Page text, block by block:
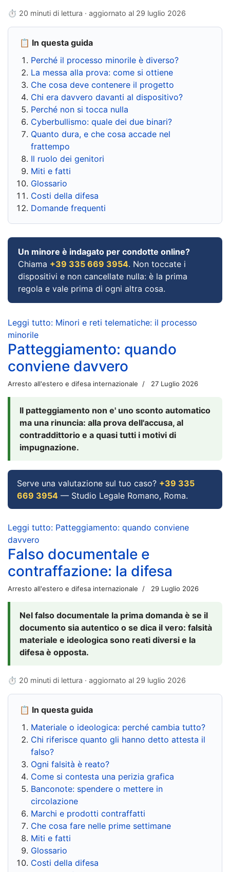
⏱ 20 minuti di lettura · aggiornato al 29 luglio 2026
📋 In questa guida
Perché il processo minorile è diverso?
La messa alla prova: come si ottiene
Che cosa deve contenere il progetto
Chi era davvero davanti al dispositivo?
Perché non si tocca nulla
Cyberbullismo: quale dei due binari?
Quanto dura, e che cosa accade nel
frattempo
Il ruolo dei genitori
Miti e fatti
Glossario
Costi della difesa
Domande frequenti
Un minore è indagato per condotte online?
Chiama +39 335 669 3954. Non toccate i
dispositivi e non cancellate nulla: è la prima
regola e vale prima di ogni altra cosa.
Leggi tutto: Minori e reti telematiche: il processo
minorile
Patteggiamento: quando
conviene davvero
Arresto all'estero e difesa internazionale 27 Luglio 2026
Il patteggiamento non e' uno sconto automatico
ma una rinuncia: alla prova dell'accusa, al
contraddittorio e a quasi tutti i motivi di
impugnazione.
Serve una valutazione sul tuo caso? +39 335
669 3954 — Studio Legale Romano, Roma.
Leggi tutto: Patteggiamento: quando conviene
davvero
Falso documentale e
contraffazione: la difesa
Arresto all'estero e difesa internazionale 29 Luglio 2026
Nel falso documentale la prima domanda è se il
documento sia autentico o se dica il vero: falsità
materiale e ideologica sono reati diversi e la
difesa è opposta.
⏱ 20 minuti di lettura · aggiornato al 29 luglio 2026
📋 In questa guida
Materiale o ideologica: perché cambia tutto?
Chi riferisce quanto gli hanno detto attesta il
falso?
Ogni falsità è reato?
Come si contesta una perizia grafica
Banconote: spendere o mettere in
circolazione
Marchi e prodotti contraffatti
Che cosa fare nelle prime settimane
Miti e fatti
Glossario
Costi della difesa